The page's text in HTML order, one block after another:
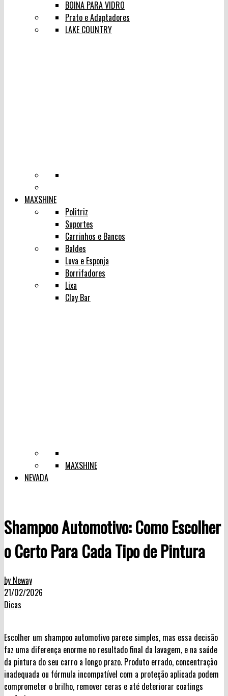
BOINA PARA VIDRO
Prato e Adaptadores
LAKE COUNTRY
MAXSHINE
Politriz
Suportes
Carrinhos e Bancos
Baldes
Luva e Esponja
Borrifadores
Lixa
Clay Bar
MAXSHINE
NEVADA
Shampoo Automotivo: Como Escolher
o Certo Para Cada Tipo de Pintura
by Neway
21/02/2026
Dicas
Escolher um shampoo automotivo parece simples, mas essa decisão
faz uma diferença enorme no resultado final da lavagem, e na saúde
da pintura do seu carro a longo prazo. Produto errado, concentração
inadequada ou fórmula incompatível com a proteção aplicada podem
comprometer o brilho, remover ceras e até deteriorar coatings